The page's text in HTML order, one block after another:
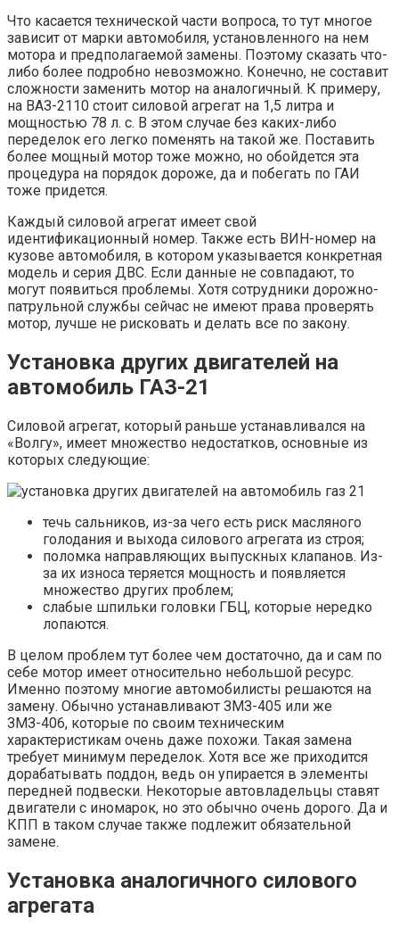
Что касается технической части вопроса, то тут многое
зависит от марки автомобиля, установленного на нем
мотора и предполагаемой замены. Поэтому сказать что-
либо более подробно невозможно. Конечно, не составит
сложности заменить мотор на аналогичный. К примеру,
на ВАЗ-2110 стоит силовой агрегат на 1,5 литра и
мощностью 78 л. с. В этом случае без каких-либо
переделок его легко поменять на такой же. Поставить
более мощный мотор тоже можно, но обойдется эта
процедура на порядок дороже, да и побегать по ГАИ
тоже придется.
Каждый силовой агрегат имеет свой
идентификационный номер. Также есть ВИН-номер на
кузове автомобиля, в котором указывается конкретная
модель и серия ДВС. Если данные не совпадают, то
могут появиться проблемы. Хотя сотрудники дорожно-
патрульной службы сейчас не имеют права проверять
мотор, лучше не рисковать и делать все по закону.
Установка других двигателей на
автомобиль ГАЗ-21
Силовой агрегат, который раньше устанавливался на
«Волгу», имеет множество недостатков, основные из
которых следующие:
течь сальников, из-за чего есть риск масляного
голодания и выхода силового агрегата из строя;
поломка направляющих выпускных клапанов. Из-
за их износа теряется мощность и появляется
множество других проблем;
слабые шпильки головки ГБЦ, которые нередко
лопаются.
В целом проблем тут более чем достаточно, да и сам по
себе мотор имеет относительно небольшой ресурс.
Именно поэтому многие автомобилисты решаются на
замену. Обычно устанавливают ЗМЗ-405 или же
ЗМЗ-406, которые по своим техническим
характеристикам очень даже похожи. Такая замена
требует минимум переделок. Хотя все же приходится
дорабатывать поддон, ведь он упирается в элементы
передней подвески. Некоторые автовладельцы ставят
двигатели с иномарок, но это обычно очень дорого. Да и
КПП в таком случае также подлежит обязательной
замене.
Установка аналогичного силового
агрегата